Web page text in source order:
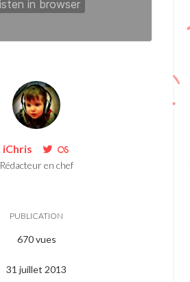
iChris
Rédacteur en chef
PUBLICATION
670 vues
31 juillet 2013